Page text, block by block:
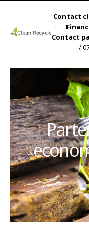
Contact
Contact
/